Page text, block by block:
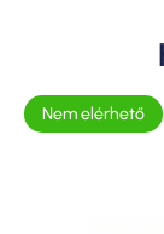
Nem elérhető